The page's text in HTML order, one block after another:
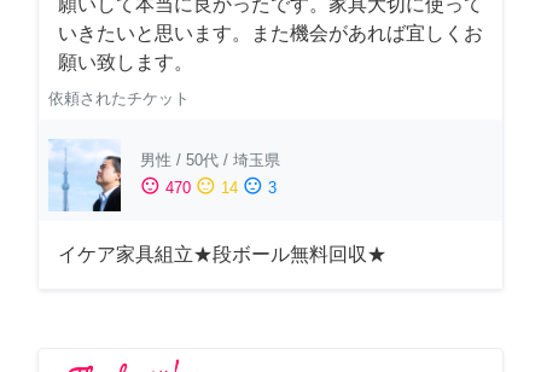
願いして本当に良かったです。家具大切に使って
いきたいと思います。また機会があれば宜しくお
願い致します。
依頼されたチケット
男性 / 50代 / 埼玉県
sentiment_satisfied 470 sentiment_neutral 14 sentiment_dissatisfied 3
イケア家具組立★段ボール無料回収★